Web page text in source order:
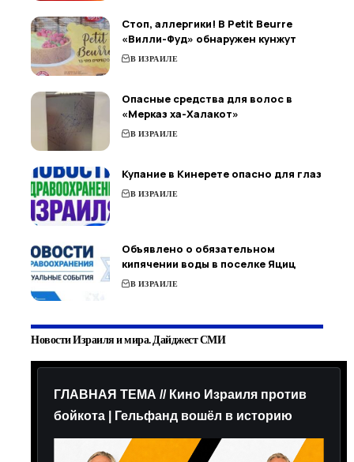
Стоп, аллергики! В Petit Beurre
«Вилли-Фуд» обнаружен кунжут
В ИЗРАИЛЕ
Опасные средства для волос в
«Мерказ ха-Халакот»
В ИЗРАИЛЕ
Купание в Кинерете опасно для глаз
В ИЗРАИЛЕ
Объявлено о обязательном
кипячении воды в поселке Яциц
В ИЗРАИЛЕ
Новости Израиля и мира. Дайджест СМИ